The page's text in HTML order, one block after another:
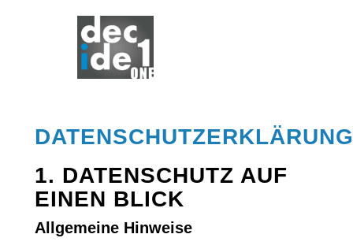
DATENSCHUTZERKLÄRUNG
1. DATENSCHUTZ AUF
EINEN BLICK
Allgemeine Hinweise